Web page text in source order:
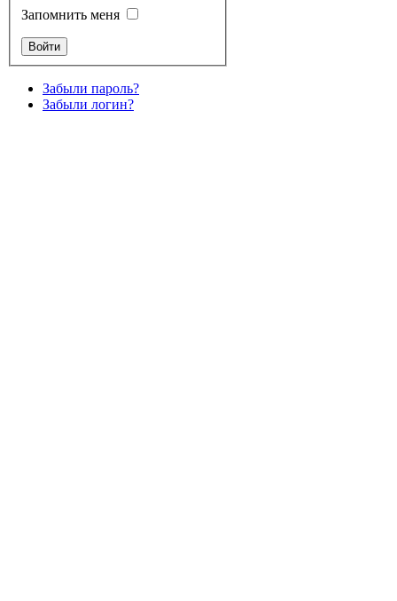
Запомнить меня
Забыли пароль?
Забыли логин?